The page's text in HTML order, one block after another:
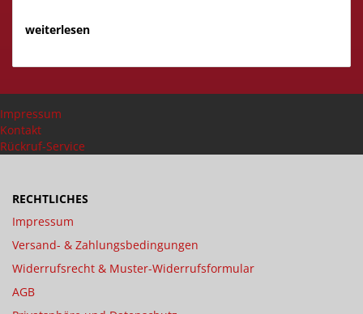
weiterlesen
Impressum
Kontakt
Rückruf-Service
RECHTLICHES
Impressum
Versand- & Zahlungsbedingungen
Widerrufsrecht & Muster-Widerrufsformular
AGB